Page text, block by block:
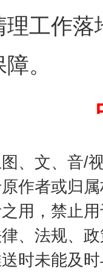
工作
。
图、文、音/
作者或归
用，禁止
、法规、
时未能及
” 法